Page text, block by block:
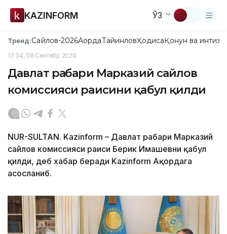
KAZINFORM ЎЗ
Тренд:Сайлов-2026АқордаТайинловҲодисаҚонун ва
17:34, 08 Сентябр 2020
Давлат раҳбари Марказий сайлов
комиссияси раисини қабул қилди
NUR-SULTAN. Kazinform – Давлат раҳбари Марказий
сайлов комиссияси раиси Берик Имашевни қабул
қилди, деб хабар беради Kazinform Ақордага
асосланиб.